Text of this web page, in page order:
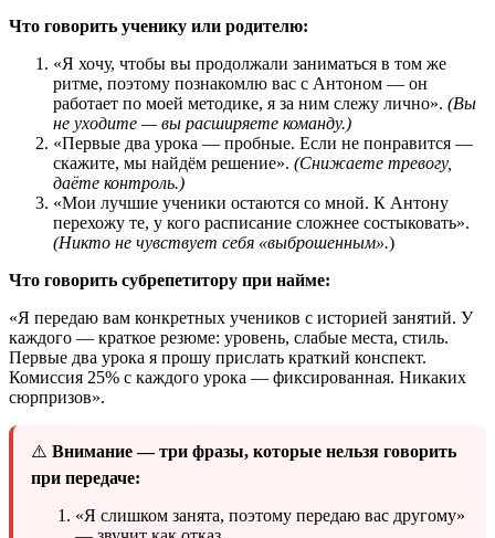
Что говорить ученику или родителю:
«Я хочу, чтобы вы продолжали заниматься в том же
ритме, поэтому познакомлю вас с Антоном — он
работает по моей методике, я за ним слежу лично». (Вы
не уходите — вы расширяете команду.)
«Первые два урока — пробные. Если не понравится —
скажите, мы найдём решение». (Снижаете тревогу,
даёте контроль.)
«Мои лучшие ученики остаются со мной. К Антону
перехожу те, у кого расписание сложнее состыковать».
(Никто не чувствует себя «выброшенным».)
Что говорить субрепетитору при найме:
«Я передаю вам конкретных учеников с историей занятий. У
каждого — краткое резюме: уровень, слабые места, стиль.
Первые два урока я прошу прислать краткий конспект.
Комиссия 25% с каждого урока — фиксированная. Никаких
сюрпризов».
⚠️ Внимание — три фразы, которые нельзя говорить
при передаче:
«Я слишком занята, поэтому передаю вас другому»